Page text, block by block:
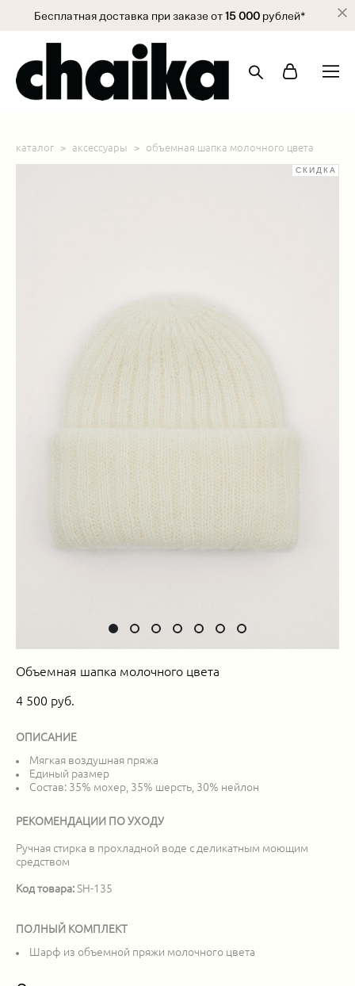
Бесплатная доставка при заказе от15 000рублей*
каталог > аксессуары > объемная шапка молочного цвета
СКИДКА
Объемная шапка молочного цвета
4 500 pуб.
ОПИСАНИЕ
Мягкая воздушная пряжа
Единый размер
Состав: 35% мохер, 35% шерсть, 30% нейлон
РЕКОМЕНДАЦИИ ПО УХОДУ
Ручная стирка в прохладной воде с деликатным моющим
средством
Код товара:SH-135
ПОЛНЫЙ КОМПЛЕКТ
Шарф из объемной пряжи молочного цвета